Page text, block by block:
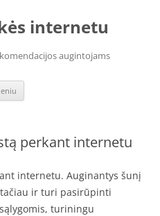
internetu
augintojams
perkant internetu
internetu. Auginantys šunį
ir turi pasirūpinti
turiningu